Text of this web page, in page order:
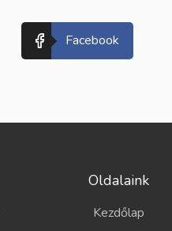
Facebook
Oldalaink
Kezdőlap